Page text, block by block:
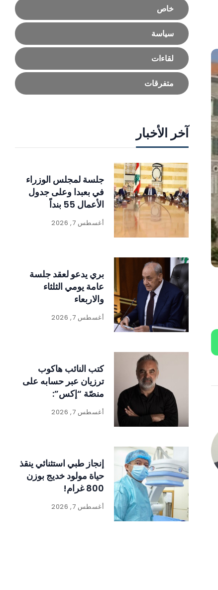
خاص
سياسة
لقاءات
متفرقات
آخر الأخبار
جلسة لمجلس الوزراء
في بعبدا وعلى جدول
الأعمال 55 بنداً
أغسطس 7, 2026
بري يدعو لعقد جلسة
عامة يومي الثلثاء
والاربعاء
أغسطس 7, 2026
كتب النائب هاكوب
ترزيان عبر حسابه على
منصّة “إكس”:
أغسطس 7, 2026
إنجاز طبي استثنائي ينقذ
حياة مولود خديج بوزن
800 غرام!
أغسطس 7, 2026